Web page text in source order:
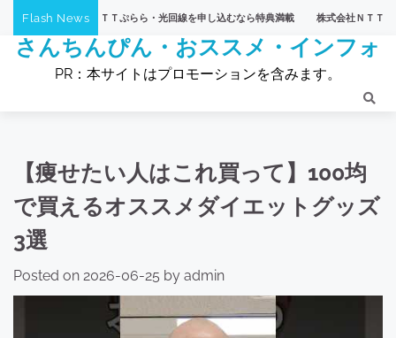
content
Flash News
ＮＴＴぷらら・光回線を申し込むなら特典満載 株式会社ＮＴＴぷらら・【ひかり
さんちんぴん・おススメ・インフォ
PR：本サイトはプロモーションを含みます。
【痩せたい人はこれ買って】100均
で買えるオススメダイエットグッズ
3選
Posted on 2026-06-25 by admin